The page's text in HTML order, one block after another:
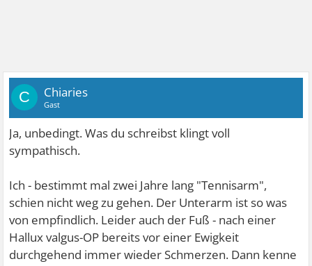
C Chiaries
Gast
Ja, unbedingt. Was du schreibst klingt voll
sympathisch.
Ich - bestimmt mal zwei Jahre lang "Tennisarm",
schien nicht weg zu gehen. Der Unterarm ist so was
von empfindlich. Leider auch der Fuß - nach einer
Hallux valgus-OP bereits vor einer Ewigkeit
durchgehend immer wieder Schmerzen. Dann kenne